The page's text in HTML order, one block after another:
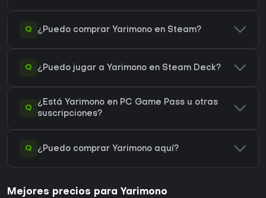
Q ¿Puedo comprar Yarimono en Steam?
Q ¿Puedo jugar a Yarimono en Steam Deck?
Q
¿Está Yarimono en PC Game Pass u otras
suscripciones?
Q ¿Puedo comprar Yarimono aquí?
Mejores precios para Yarimono